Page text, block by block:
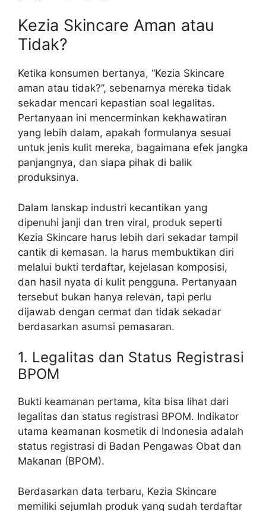
Kezia Skincare Aman atau
Tidak?
Ketika konsumen bertanya, “Kezia Skincare
aman atau tidak?”, sebenarnya mereka tidak
sekadar mencari kepastian soal legalitas.
Pertanyaan ini mencerminkan kekhawatiran
yang lebih dalam, apakah formulanya sesuai
untuk jenis kulit mereka, bagaimana efek jangka
panjangnya, dan siapa pihak di balik
produksinya.
Dalam lanskap industri kecantikan yang
dipenuhi janji dan tren viral, produk seperti
Kezia Skincare harus lebih dari sekadar tampil
cantik di kemasan. Ia harus membuktikan diri
melalui bukti terdaftar, kejelasan komposisi,
dan hasil nyata di kulit pengguna. Pertanyaan
tersebut bukan hanya relevan, tapi perlu
dijawab dengan cermat dan tidak sekadar
berdasarkan asumsi pemasaran.
1. Legalitas dan Status Registrasi
BPOM
Bukti keamanan pertama, kita bisa lihat dari
legalitas dan status registrasi BPOM. Indikator
utama keamanan kosmetik di Indonesia adalah
status registrasi di Badan Pengawas Obat dan
Makanan (BPOM).
Berdasarkan data terbaru, Kezia Skincare
memiliki sejumlah produk yang sudah terdaftar